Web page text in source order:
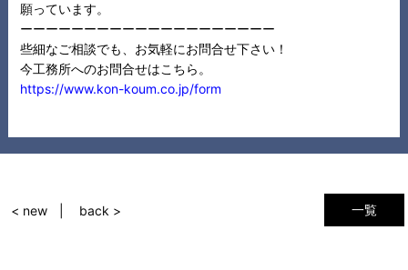
願っています。
ーーーーーーーーーーーーーーーーーーーー
些細なご相談でも、お気軽にお問合せ下さい！
今工務所へのお問合せはこちら。
https://www.kon-koum.co.jp/form
一覧
< new back >